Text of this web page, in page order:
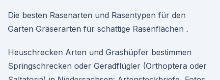
Die besten Rasenarten und Rasentypen für den
Garten Gräserarten für schattige Rasenflächen .
Heuschrecken Arten und Grashüpfer bestimmen
Springschrecken oder Geradflügler (Orthoptera oder